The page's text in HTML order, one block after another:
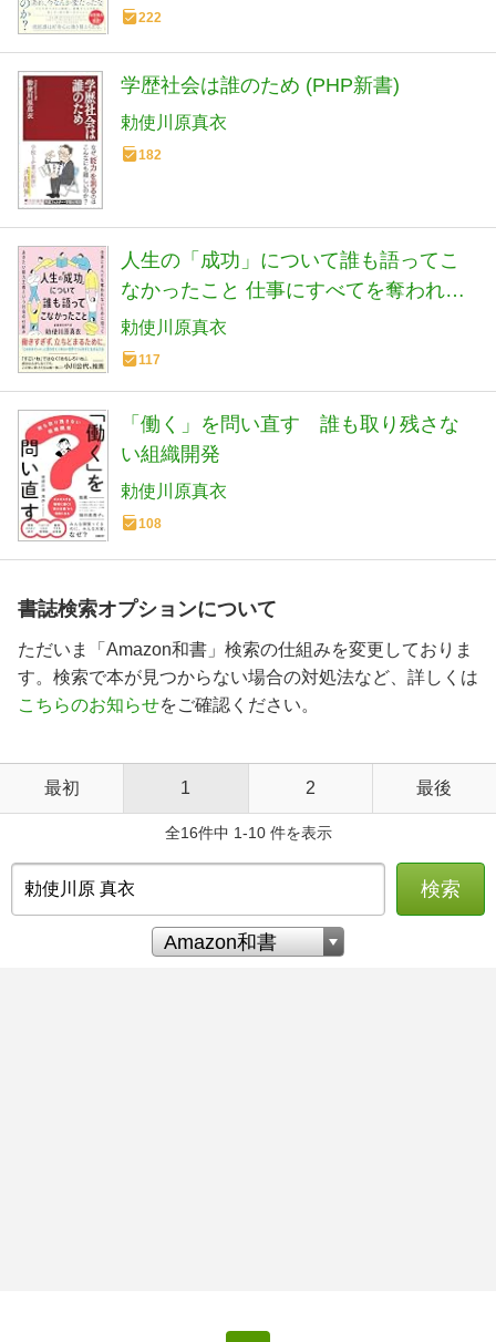
222
学歴社会は誰のため (PHP新書)
勅使川原真衣
182
人生の「成功」について誰も語ってこ
なかったこと 仕事にすべてを奪われな
いために知っておきたい能力主義とい
う社会の仕組み
勅使川原真衣
117
「働く」を問い直す 誰も取り残さな
い組織開発
勅使川原真衣
108
書誌検索オプションについて
ただいま「Amazon和書」検索の仕組みを変更しておりま
す。検索で本が見つからない場合の対処法など、詳しくは
こちらのお知らせをご確認ください。
最初 1 2 最後
全16件中 1-10 件を表示
検索